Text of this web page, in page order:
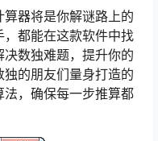
器将是你解谜路上的
都能在这款软件中找
数独难题，提升你的
的朋友们量身打造的
，确保每一步推算都